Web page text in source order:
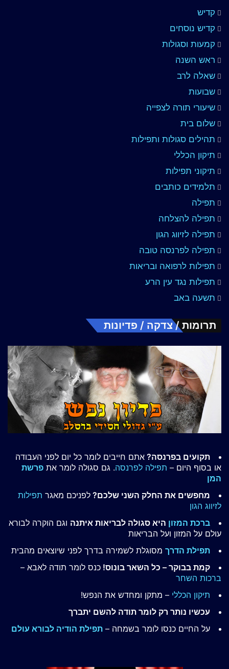
קדיש
קדיש נוסחים
קמעות וסגולות
ראש השנה
שאלה לרב
שבועות
שיעורי תורה לצפייה
שלום בית
תהילים סגולות ותפילות
תיקון הכללי
תיקוני תפילות
תלמידים כותבים
תפילה
תפילה להצלחה
תפילה לזיווג הגון
תפילה לפרנסה טובה
תפילות לרפואה ובריאות
תפילות נגד עין הרע
תשעה באב
תרומות / צדקה / פדיונות
תקועים בפרנסה? אתם חייבים לומר כל יום לפני העבודה
או בסוף היום – תפילה לפרנסה. גם סגולה לומר את פרשת
המן
מחפשים את החלק השני שלכם? לפניכם מאגר תפילות
לזיווג הגון
ברכת המזון היא סגולה לבריאות איתנה וגם הוקרה לבורא
עולם על המזון ועל הבריאות
תפילת הדרך מסוגלת לשמירה בדרך לפני שיוצאים מהבית
קמת בבוקר – כל השאר בונוס! כנס לומר תודה לאבא –
ברכות השחר
תיקון הכללי – מתקן ומחדש את הנפש!
עכשיו נותר רק לומר תודה להשם יתברך
על החיים כנסו לומר בשמחה – תפילת הודיה לבורא עולם